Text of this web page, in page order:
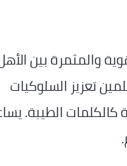
والمثمرة بين
تعزيز السلوكيات
كالكلمات الطيبة.